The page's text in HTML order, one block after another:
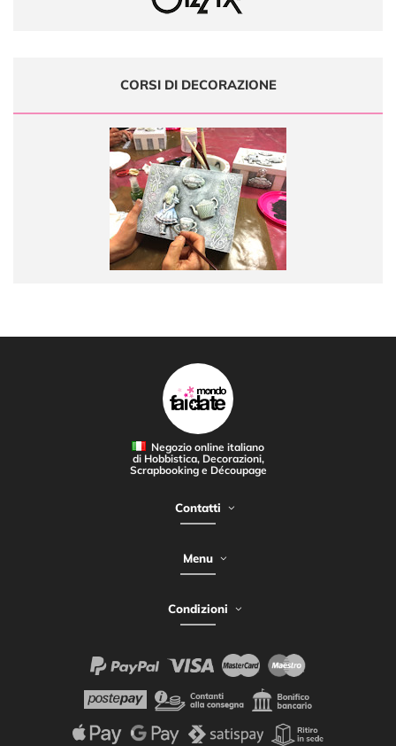
CORSI DI DECORAZIONE
Negozio online italiano
di Hobbistica, Decorazioni,
Scrapbooking e Découpage
Contatti
Menu
Condizioni